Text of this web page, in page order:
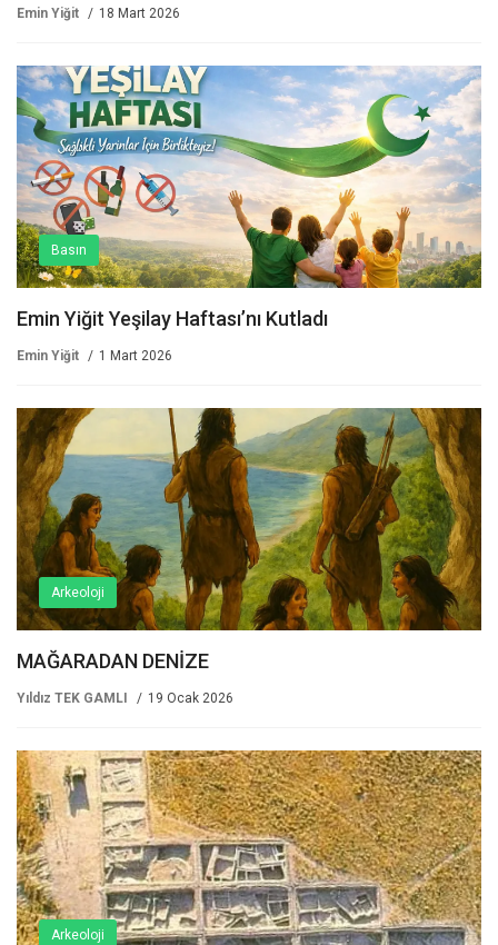
Emin Yiğit 18 Mart 2026
Basın
Emin Yiğit Yeşilay Haftası’nı Kutladı
Emin Yiğit 1 Mart 2026
Arkeoloji
MAĞARADAN DENİZE
Yıldız TEK GAMLI 19 Ocak 2026
Arkeoloji